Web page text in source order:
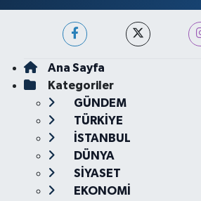
Ana Sayfa
Kategoriler
GÜNDEM
TÜRKİYE
İSTANBUL
DÜNYA
SİYASET
EKONOMİ